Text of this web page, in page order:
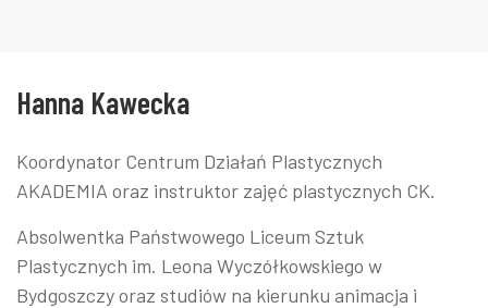
Hanna Kawecka
Koordynator Centrum Działań Plastycznych
AKADEMIA oraz instruktor zajęć plastycznych CK.
Absolwentka Państwowego Liceum Sztuk
Plastycznych im. Leona Wyczółkowskiego w
Bydgoszczy oraz studiów na kierunku animacja i